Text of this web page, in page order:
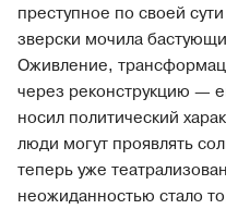
преступное по своей
зверски мочила
Оживление,
через реконструкцию —
носил политический
люди могут проявлять
теперь уже
неожиданностью стало